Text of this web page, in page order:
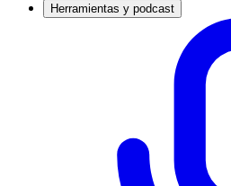
Herramientas y podcast